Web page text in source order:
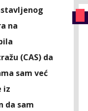
na
(CAS) da
sam već
iz
da sam